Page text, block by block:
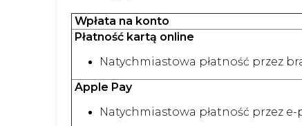
Wpłata na konto
Płatność kartą online
Natychmiastowa płatność przez
Apple Pay
Natychmiastowa płatność przez e-